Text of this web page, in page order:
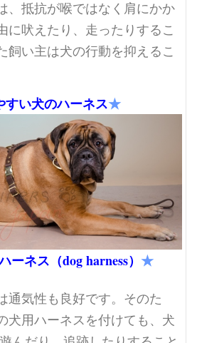
、抵抗が喉ではなく肩にかか
に吠えたり、走ったりするこ
飼い主は犬の行動を抑えるこ
すい犬のハーネス★
ーネス（dog harness） ★
通気性も良好です。そのた
犬用ハーネスを付けても、犬